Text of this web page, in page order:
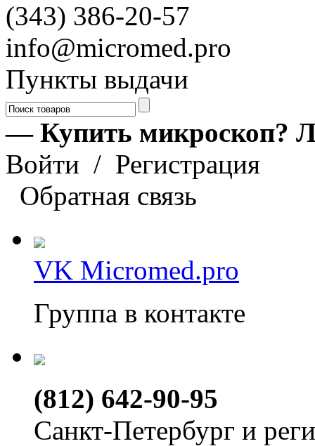
(343) 386-20-57
info@micromed.pro
Пункты выдачи
— Купить микроскоп?
Войти / Регистрация
Обратная связь
VK Micromed.pro
Группа в контакте
(812) 642-90-95
Санкт-Петербург и